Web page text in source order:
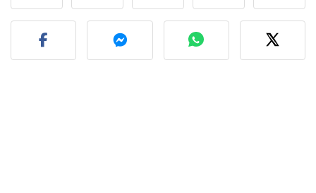
Publier votre photo de